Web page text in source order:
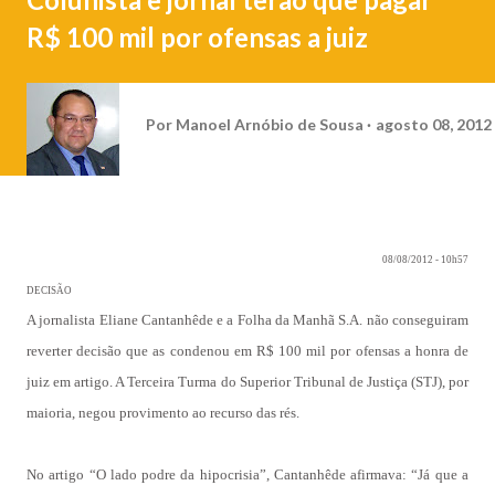
R$ 100 mil por ofensas a juiz
Por Manoel Arnóbio de Sousa agosto 08, 2012
08/08/2012 - 10h57
DECISÃO
A jornalista Eliane Cantanhêde e a Folha da Manhã S.A. não conseguiram
reverter decisão que as condenou em R$ 100 mil por ofensas a honra de
juiz em artigo. A Terceira Turma do Superior Tribunal de Justiça (STJ), por
maioria, negou provimento ao recurso das rés.
No artigo “O lado podre da hipocrisia”, Cantanhêde afirmava: “Já que a